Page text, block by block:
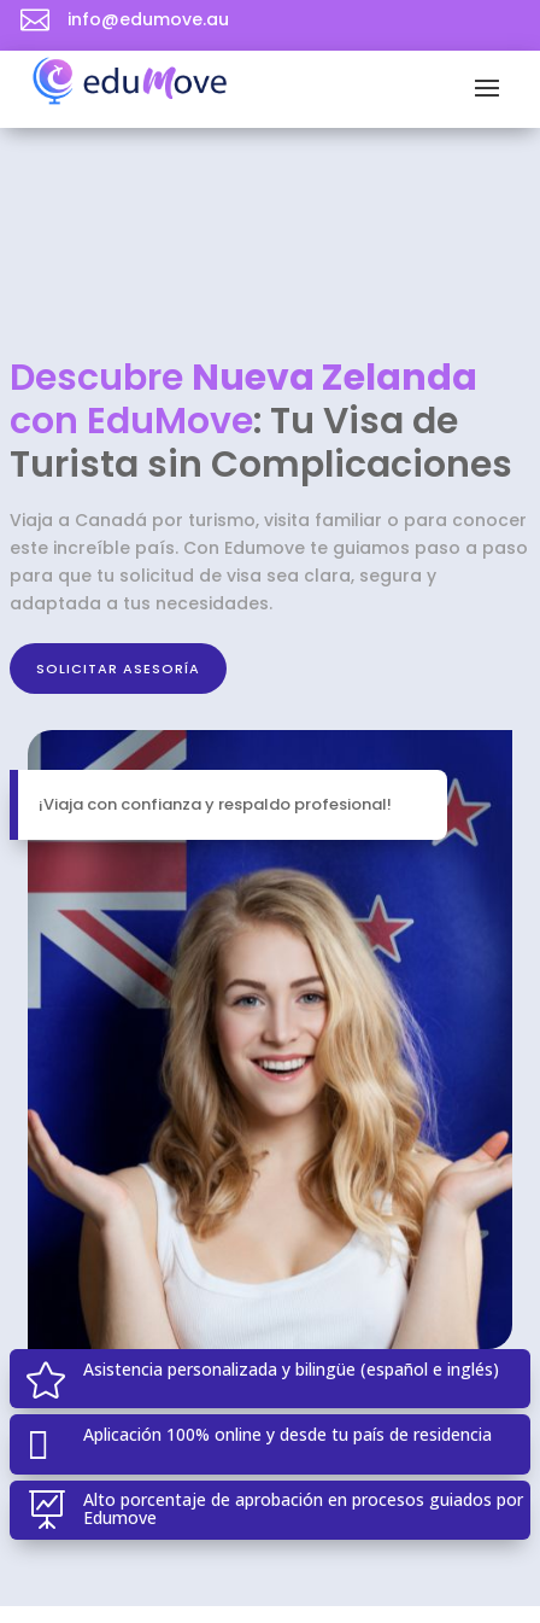
 info@edumove.au
Descubre Nueva Zelanda
con EduMove: Tu Visa de
Turista sin Complicaciones
Viaja a Canadá por turismo, visita familiar o para conocer
este increíble país. Con Edumove te guiamos paso a paso
para que tu solicitud de visa sea clara, segura y
adaptada a tus necesidades.
SOLICITAR ASESORÍA
 Asistencia personalizada y bilingüe (español e inglés)
 Aplicación 100% online y desde tu país de residencia
 Alto porcentaje de aprobación en procesos guiados por
Edumove
¡Viaja con confianza y respaldo profesional!